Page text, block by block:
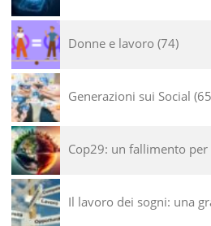
Donne e lavoro 74
Generazioni sui Social 65
Cop29: un fallimento
Il lavoro dei sogni: una